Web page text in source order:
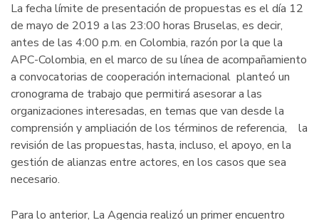
La fecha límite de presentación de propuestas es el día 12
de mayo de 2019 a las 23:00 horas Bruselas, es decir,
antes de las 4:00 p.m. en Colombia, razón por la que la
APC-Colombia, en el marco de su línea de acompañamiento
a convocatorias de cooperación internacional planteó un
cronograma de trabajo que permitirá asesorar a las
organizaciones interesadas, en temas que van desde la
comprensión y ampliación de los términos de referencia, la
revisión de las propuestas, hasta, incluso, el apoyo, en la
gestión de alianzas entre actores, en los casos que sea
necesario.
Para lo anterior, La Agencia realizó un primer encuentro